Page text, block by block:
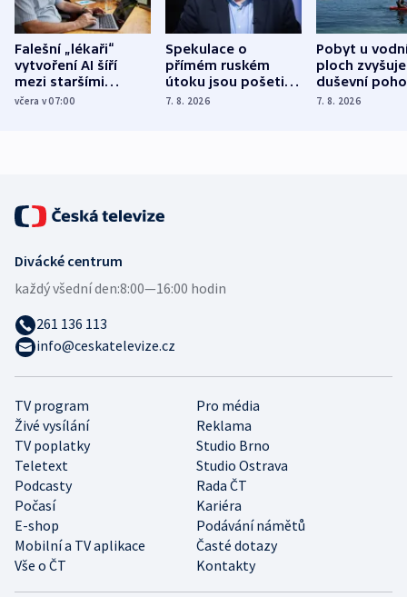
Falešní „lékaři“
vytvoření AI šíří
mezi staršími
Poláky nebezpečné
včera v 07:00
Spekulace o
přímém ruském
útoku jsou pošetilé,
míní estonský
7. 8. 2026
Pobyt u
ploch zvyšuje
duševní
ukázala
7. 8. 2026
TV program
Pro média
Živé vysílání
Reklama
TV poplatky
Studio Brno
Teletext
Studio Ostrava
Podcasty
Rada ČT
Počasí
Kariéra
E-shop
Podávání námětů
Mobilní a TV aplikace
Časté dotazy
Vše o ČT
Kontakty
Divácké centrum
každý všední den:8:00—16:00 hodin
261 136 113
info@ceskatelevize.cz